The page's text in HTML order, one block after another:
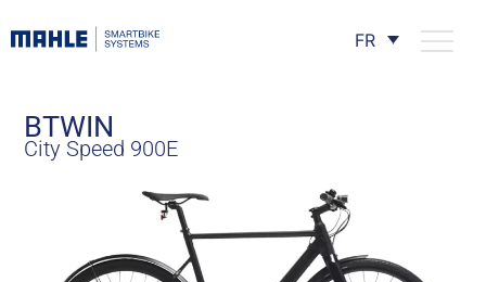
FR
BTWIN
City Speed 900E